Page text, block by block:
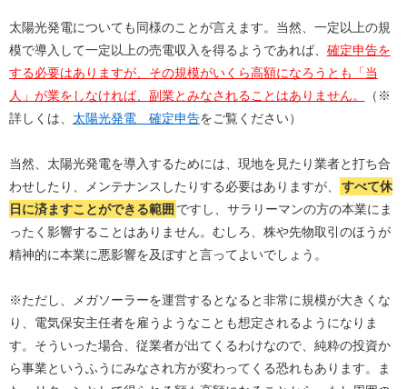
太陽光発電についても同様のことが言えます。当然、一定以上の規
模で導入して一定以上の売電収入を得るようであれば、 確定申告を
する必要はありますが、その規模がいくら高額になろうとも「当
人」が業をしなければ、副業とみなされることはありません。
（※
詳しくは、 太陽光発電 確定申告をご覧ください）
当然、太陽光発電を導入するためには、現地を見たり業者と打ち合
わせしたり、メンテナンスしたりする必要はありますが、
すべて休
日に済ますことができる範囲 ですし、サラリーマンの方の本業にま
ったく影響することはありません。むしろ、株や先物取引のほうが
精神的に本業に悪影響を及ぼすと言ってよいでしょう。
※ただし、メガソーラーを運営するとなると非常に規模が大きくな
り、電気保安主任者を雇うようなことも想定されるようになりま
す。そういった場合、従業者が出てくるわけなので、純粋の投資か
ら事業というふうにみなされ方が変わってくる恐れもあります。ま